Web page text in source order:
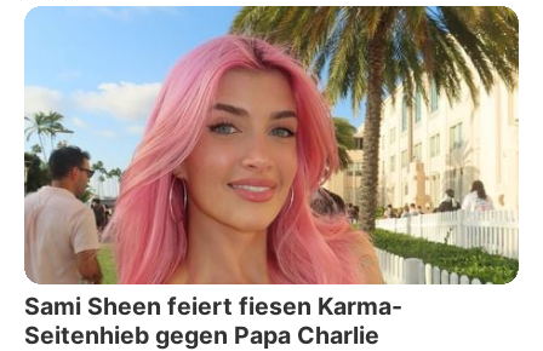
Sami Sheen feiert fiesen Karma-
Seitenhieb gegen Papa Charlie